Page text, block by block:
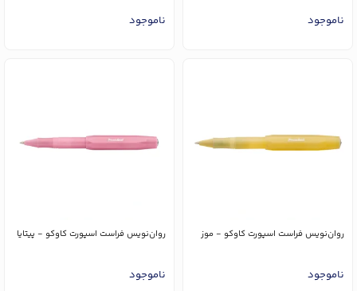
ناموجود ناموجود
روان‌نویس فراست اسپورت کاوکو - موز
ناموجود
روان‌نویس فراست اسپورت کاوکو - پیتایا
ناموجود